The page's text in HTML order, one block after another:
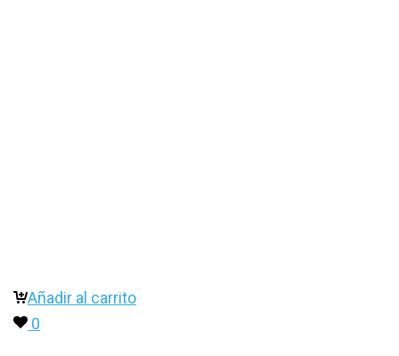
Añadir al carrito
0